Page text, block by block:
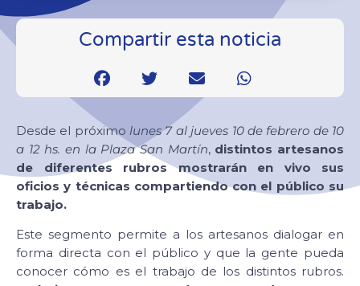
Compartir esta noticia
Desde el próximolunes 7 al jueves 10 de febrero de 10
a 12 hs. en la Plaza San Martín, distintos artesanos
de diferentes rubros mostrarán en vivo sus
oficios y técnicas compartiendo con el público su
trabajo.
Este segmento permite a los artesanos dialogar en
forma directa con el público y que la gente pueda
conocer cómo es el trabajo de los distintos rubros.